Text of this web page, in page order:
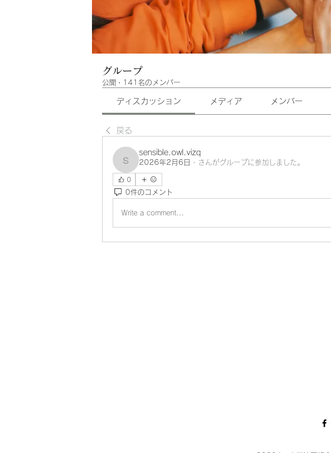
グループ
公開 · 141名のメンバー
ディスカッション メディア メンバー
戻る
sensible.owl.vizq
sensible.owl.vizq
2026年2月6日 · さんがグループに参加しました。
0
0件のコメント
Write a comment...